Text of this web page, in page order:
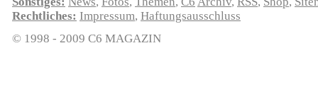
Rechtliches: Impressum, Haftungsausschluss
© 1998 - 2009 C6 MAGAZIN